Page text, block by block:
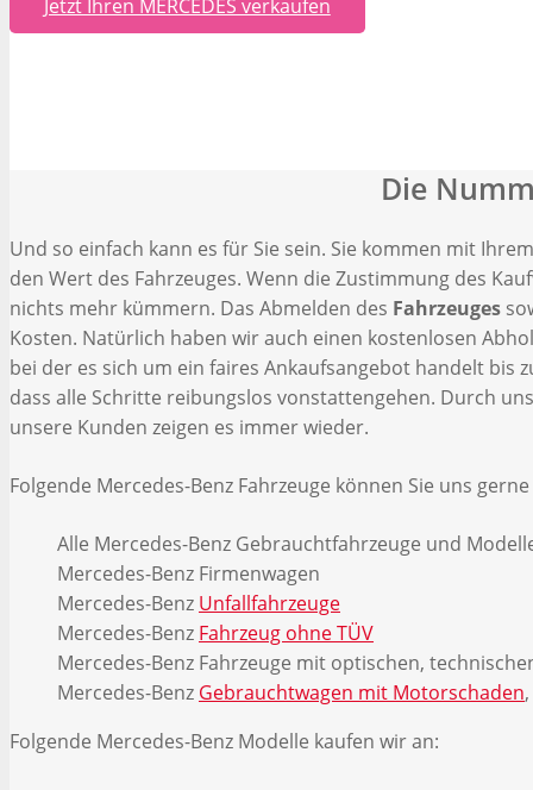
Jetzt Ihren MERCEDES verkaufen
Die
Und so einfach kann es für Sie sein. Sie kommen mit
den Wert des Fahrzeuges. Wenn die Zustimmung des
nichts mehr kümmern. Das Abmelden des Fahrzeuges
Kosten. Natürlich haben wir auch einen kostenlosen
bei der es sich um ein faires Ankaufsangebot handelt bis
dass alle Schritte reibungslos vonstattengehen. Durch
unsere Kunden zeigen es immer wieder.
Folgende Mercedes-Benz Fahrzeuge können Sie uns
Alle Mercedes-Benz Gebrauchtfahrzeuge und
Mercedes-Benz Firmenwagen
Mercedes-Benz Unfallfahrzeuge
Mercedes-Benz Fahrzeug ohne TÜV
Mercedes-Benz Fahrzeuge mit optischen,
Mercedes-Benz Gebrauchtwagen mit Motorschaden
Folgende Mercedes-Benz Modelle kaufen wir an: